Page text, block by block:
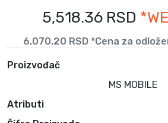
5,518.36 RSD
6,070.20 RSD *Cena za
Proizvođač
MS MOBILE
Atributi